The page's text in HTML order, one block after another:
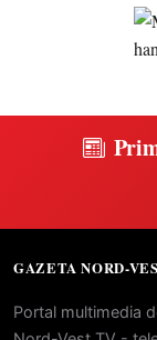
GAZETA NORD-
Portal multimedia